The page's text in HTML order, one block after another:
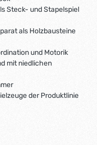
Steck- und Stapelspiel
als Holzbausteine
und Motorik
mit niedlichen
der Produktlinie